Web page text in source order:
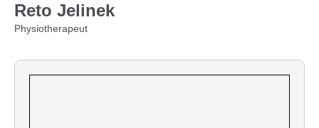
Reto Jelinek
Physiotherapeut